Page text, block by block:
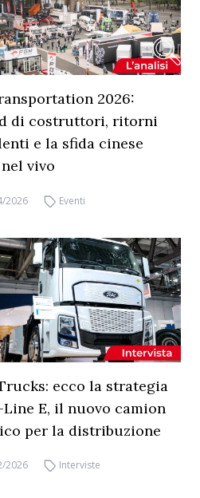
2026:
di costruttori, ritorni
e la sfida cinese
vivo
2026 Eventi
ecco la strategia
Line E, il nuovo camion
per la distribuzione
2026 Interviste